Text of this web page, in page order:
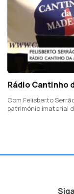
Rádio Cantinho
Com Felisberto
património imaterial